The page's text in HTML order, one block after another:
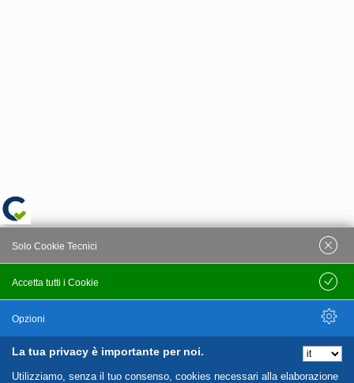
La tua privacy è importante per noi.
Utilizziamo, senza il tuo consenso, cookies necessari alla elaborazione
Accetta tutti i Cookie
Solo Cookie Tecnici
Salva
Opzioni
Nascondi Opzioni